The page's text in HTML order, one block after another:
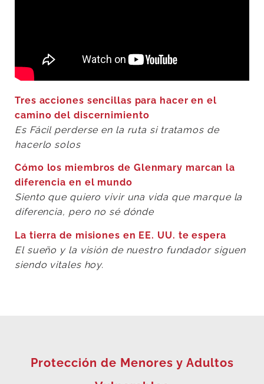
Tres acciones sencillas para hacer en el
camino del discernimiento
Es Fácil perderse en la ruta si tratamos de
hacerlo solos
Cómo los miembros de Glenmary marcan la
diferencia en el mundo
Siento que quiero vivir una vida que marque la
diferencia, pero no sé dónde
La tierra de misiones en EE. UU. te espera
El sueño y la visión de nuestro fundador siguen
siendo vitales hoy.
Protección de Menores y Adultos